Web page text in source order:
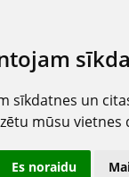
sīkdatnes un
mūsu
Es noraidu